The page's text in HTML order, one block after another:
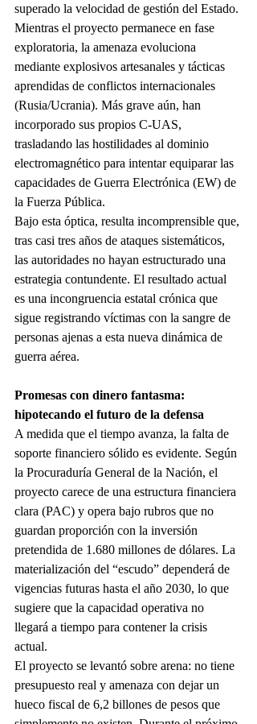
superado la velocidad de gestión del Estado.
Mientras el proyecto permanece en fase
exploratoria, la amenaza evoluciona
mediante explosivos artesanales y tácticas
aprendidas de conflictos internacionales
(Rusia/Ucrania). Más grave aún, han
incorporado sus propios C-UAS,
trasladando las hostilidades al dominio
electromagnético para intentar equiparar las
capacidades de Guerra Electrónica (EW) de
la Fuerza Pública.
Bajo esta óptica, resulta incomprensible que,
tras casi tres años de ataques sistemáticos,
las autoridades no hayan estructurado una
estrategia contundente. El resultado actual
es una incongruencia estatal crónica que
sigue registrando víctimas con la sangre de
personas ajenas a esta nueva dinámica de
guerra aérea.
Promesas con dinero fantasma:
hipotecando el futuro de la defensa
A medida que el tiempo avanza, la falta de
soporte financiero sólido es evidente. Según
la Procuraduría General de la Nación, el
proyecto carece de una estructura financiera
clara (PAC) y opera bajo rubros que no
guardan proporción con la inversión
pretendida de 1.680 millones de dólares. La
materialización del “escudo” dependerá de
vigencias futuras hasta el año 2030, lo que
sugiere que la capacidad operativa no
llegará a tiempo para contener la crisis
actual.
El proyecto se levantó sobre arena: no tiene
presupuesto real y amenaza con dejar un
hueco fiscal de 6,2 billones de pesos que